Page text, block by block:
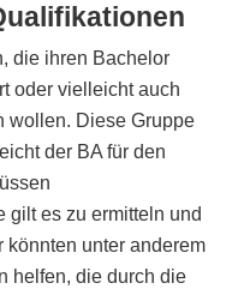
die ihren Bachelor
oder vielleicht auch
wollen. Diese Gruppe
der BA für den
gilt es zu ermitteln und
könnten unter anderem
helfen, die durch die